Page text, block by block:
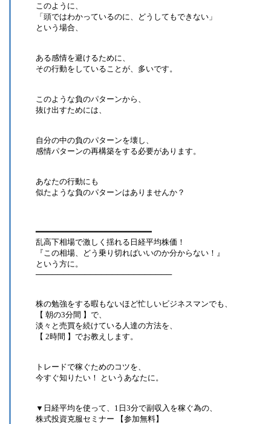
このように、
「頭ではわかっているのに、どうしてもできない」
という場合、
ある感情を避けるために、
その行動をしていることが、多いです。
このような負のパターンから、
抜け出すためには、
自分の中の負のパターンを壊し、
感情パターンの再構築をする必要があります。
あなたの行動にも
似たような負のパターンはありませんか？
━━━━━━━━━━━━━━━━━━━━━━━━
乱高下相場で激しく揺れる日経平均株価！
『この相場、どう乗り切ればいいのか分からない！』
という方に。
─────────────────────────
株の勉強をする暇もないほど忙しいビジネスマンでも、
【 朝の3分間 】で、
淡々と売買を続けている人達の方法を、
【 2時間 】でお教えします。
トレードで稼ぐためのコツを、
今すぐ知りたい！ というあなたに。
▼日経平均を使って、1日3分で副収入を稼ぐ為の、
株式投資克服セミナー 【参加無料】